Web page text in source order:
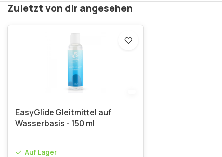
Zuletzt von dir angesehen
EasyGlide Gleitmittel auf
Wasserbasis - 150 ml
Auf Lager